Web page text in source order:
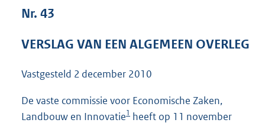
:
b
Nr. 43
VERSLAG VAN EEN ALGEMEEN OVERLEG
Vastgesteld 2 december 2010
De vaste commissie voor Economische Zaken,
Landbouw en Innovatie1 heeft op 11 november